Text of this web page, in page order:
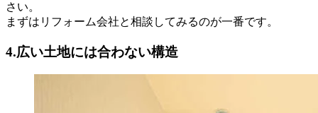
さい。
まずはリフォーム会社と相談してみるのが一番です。
4.広い土地には合わない構造